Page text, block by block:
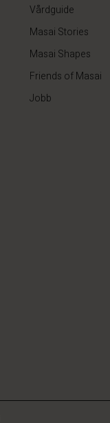
Vårdguide
Masai Stories
Masai Shapes
Friends of Masai
Jobb